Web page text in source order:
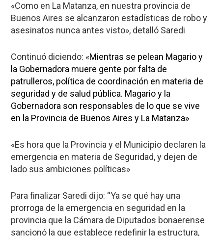
«Como en La Matanza, en nuestra provincia de
Buenos Aires se alcanzaron estadísticas de robo y
asesinatos nunca antes visto», detalló Saredi
Continuó diciendo: «Mientras se pelean Magario y
la Gobernadora muere gente por falta de
patrulleros, política de coordinación en materia de
seguridad y de salud pública. Magario y la
Gobernadora son responsables de lo que se vive
en la Provincia de Buenos Aires y La Matanza»
«Es hora que la Provincia y el Municipio declaren la
emergencia en materia de Seguridad, y dejen de
lado sus ambiciones políticas»
Para finalizar Saredi dijo: “Ya se qué hay una
prorroga de la emergencia en seguridad en la
provincia que la Cámara de Diputados bonaerense
sancionó la que establece redefinir la estructura,